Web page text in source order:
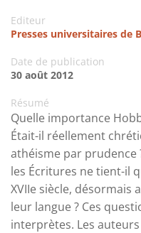
Editeur
Presses universitaires de
Date de publication
30 août 2012
Résumé
Quelle importance
Était-il réellement
athéisme par prudence
les Écritures ne tient-il
XVIIe siècle, désormais
leur langue ? Ces
interprètes. Les